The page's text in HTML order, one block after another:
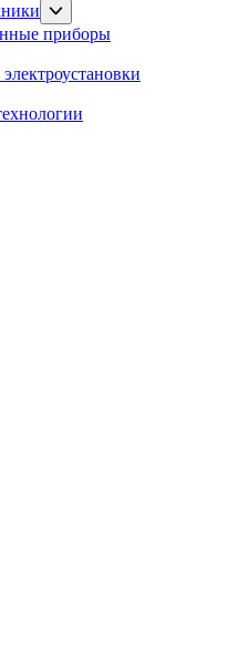
Show
sub
menu
приборы